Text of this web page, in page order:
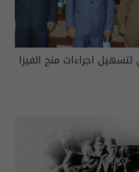
لتسهيل اجراءات منح الفيزا